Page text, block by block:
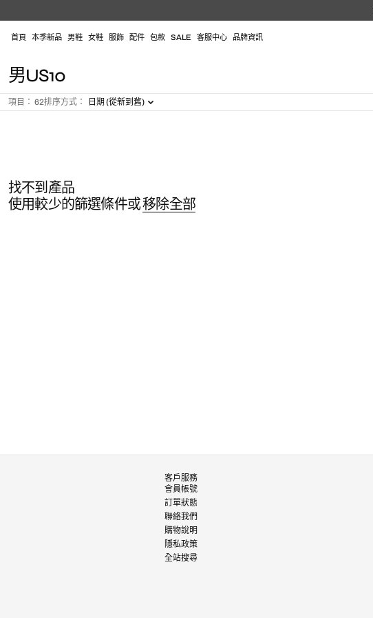
首頁 本季新品 男鞋 女鞋 服飾 配件 包款 SALE 客服中心 品牌資訊
系
列
:
男US10
項目： 62排序方式： 日期 (從新到舊)
找不到產品
使用較少的篩選條件或移除全部
客戶服務
會員帳號
訂單狀態
聯絡我們
購物說明
隱私政策
全站搜尋